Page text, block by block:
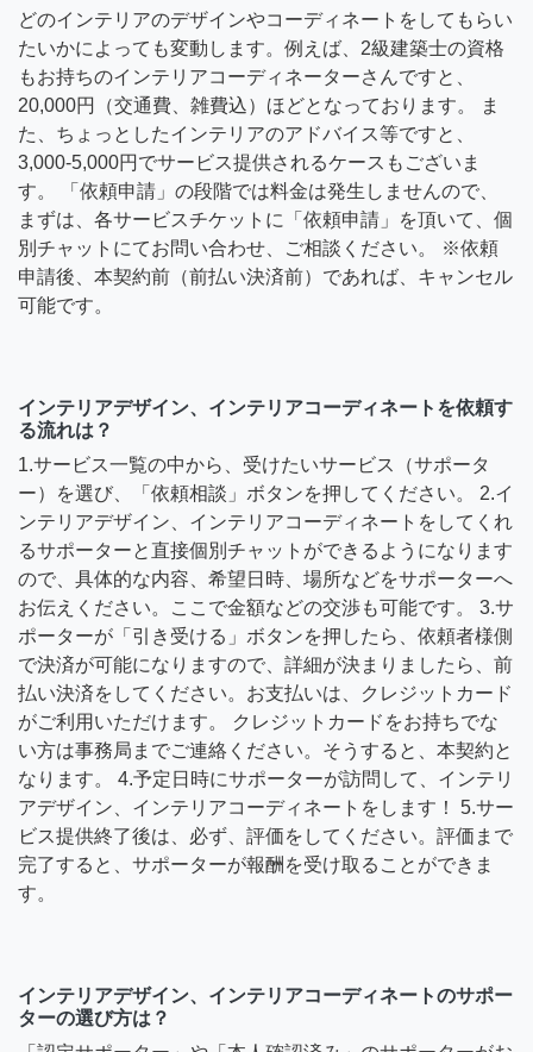
どのインテリアのデザインやコーディネートをしてもらい
たいかによっても変動します。例えば、2級建築士の資格
もお持ちのインテリアコーディネーターさんですと、
20,000円（交通費、雑費込）ほどとなっております。 ま
た、ちょっとしたインテリアのアドバイス等ですと、
3,000-5,000円でサービス提供されるケースもございま
す。 「依頼申請」の段階では料金は発生しませんので、
まずは、各サービスチケットに「依頼申請」を頂いて、個
別チャットにてお問い合わせ、ご相談ください。 ※依頼
申請後、本契約前（前払い決済前）であれば、キャンセル
可能です。
インテリアデザイン、インテリアコーディネートを依頼す
る流れは？
1.サービス一覧の中から、受けたいサービス（サポータ
ー）を選び、「依頼相談」ボタンを押してください。 2.イ
ンテリアデザイン、インテリアコーディネートをしてくれ
るサポーターと直接個別チャットができるようになります
ので、具体的な内容、希望日時、場所などをサポーターへ
お伝えください。ここで金額などの交渉も可能です。 3.サ
ポーターが「引き受ける」ボタンを押したら、依頼者様側
で決済が可能になりますので、詳細が決まりましたら、前
払い決済をしてください。お支払いは、クレジットカード
がご利用いただけます。 クレジットカードをお持ちでな
い方は事務局までご連絡ください。そうすると、本契約と
なります。 4.予定日時にサポーターが訪問して、インテリ
アデザイン、インテリアコーディネートをします！ 5.サー
ビス提供終了後は、必ず、評価をしてください。評価まで
完了すると、サポーターが報酬を受け取ることができま
す。
インテリアデザイン、インテリアコーディネートのサポー
ターの選び方は？